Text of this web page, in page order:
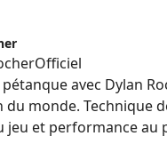
avec Dylan
du monde. Technique
jeu et performance au